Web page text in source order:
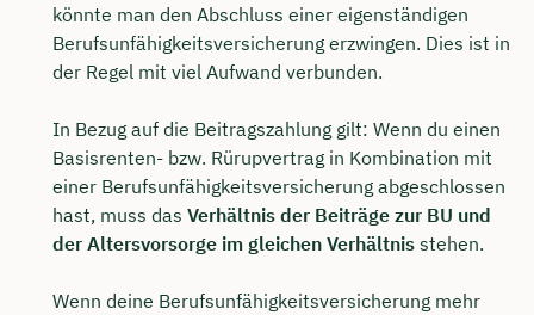
könnte man den Abschluss einer eigenständigen
Berufsunfähigkeitsversicherung erzwingen. Dies ist in
der Regel mit viel Aufwand verbunden.
In Bezug auf die Beitragszahlung gilt: Wenn du einen
Basisrenten- bzw. Rürupvertrag in Kombination mit
einer Berufsunfähigkeitsversicherung abgeschlossen
hast, muss das Verhältnis der Beiträge zur BU und
der Altersvorsorge im gleichen Verhältnis stehen.
Wenn deine Berufsunfähigkeitsversicherung mehr